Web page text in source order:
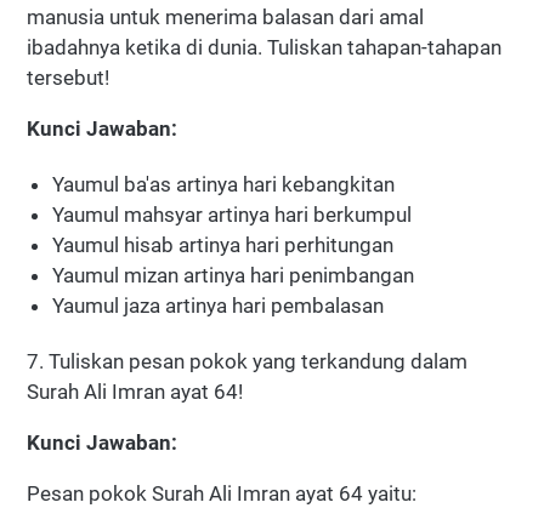
manusia untuk menerima balasan dari amal
ibadahnya ketika di dunia. Tuliskan tahapan-tahapan
tersebut!
Kunci Jawaban:
Yaumul ba'as artinya hari kebangkitan
Yaumul mahsyar artinya hari berkumpul
Yaumul hisab artinya hari perhitungan
Yaumul mizan artinya hari penimbangan
Yaumul jaza artinya hari pembalasan
7. Tuliskan pesan pokok yang terkandung dalam
Surah Ali Imran ayat 64!
Kunci Jawaban:
Pesan pokok Surah Ali Imran ayat 64 yaitu: